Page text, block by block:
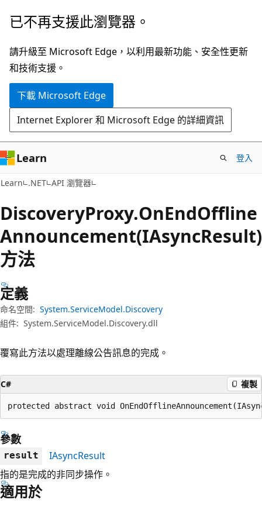
跳
主
要
內
跳
頁
面
內
覽
已不再支援此瀏覽器。
請升級至 Microsoft Edge，以利用最新功能、安全性更新
和技術支援。
下載 Microsoft Edge
Internet Explorer 和 Microsoft Edge 的詳細資訊
Learn 登入
Learn .NET API 瀏覽器
DiscoveryProxy.OnEndOffline
Announcement(IAsyncResult)
方法
定義
命名空間: System.ServiceModel.Discovery
組件: System.ServiceModel.Discovery.dll
覆寫此方法以處理離線公告訊息的完成。
C# 複製
protected abstract void
參數
result
IAsyncResult
指的是完成的非同步操作。
適用於